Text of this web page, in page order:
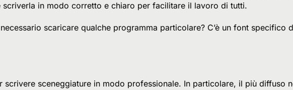
in modo corretto e chiaro per facilitare il lavoro di tutti.
scaricare qualche programma particolare? C’è un font specifico
sceneggiature in modo professionale. In particolare, il più diffuso